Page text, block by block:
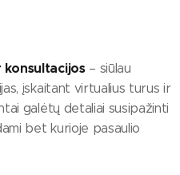
– siūlau
įskaitant virtualius turus ir
galėtų detaliai susipažinti
bet kurioje pasaulio